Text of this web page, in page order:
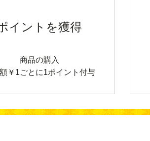
イントを獲得
商品の購入
￥1ごとに1ポイント付与